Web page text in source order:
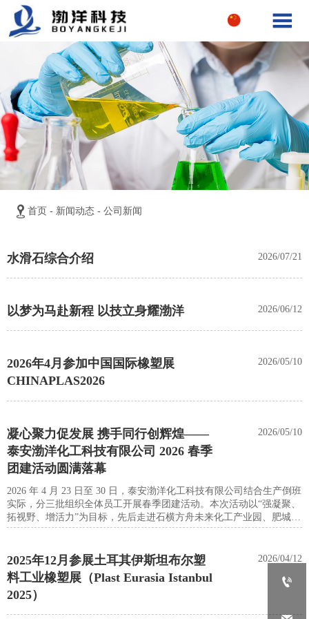

 首页 - 新闻动态 - 公司新闻
水滑石综合介绍 2026/07/21
以梦为马赴新程 以技立身耀渤洋 2026/06/12
2026年4月参加中国国际橡塑展
CHINAPLAS2026
2026/05/10
凝心聚力促发展 携手同行创辉煌——
泰安渤洋化工科技有限公司 2026 春季
团建活动圆满落幕
2026/05/10
2026 年 4 月 23 日至 30 日，泰安渤洋化工科技有限公司结合生产倒班
实际，分三批组织全体员工开展春季团建活动。本次活动以“强凝聚、
拓视野、增活力”为目标，先后走进石横方舟未来化工产业园、肥城市
民中心及桃源胜境景区，通过参观学习与户外体验相结合，进一步凝
2025年12月参展土耳其伊斯坦布尔塑
料工业橡塑展（Plast Eurasia Istanbul
2025）
2026/04/12
